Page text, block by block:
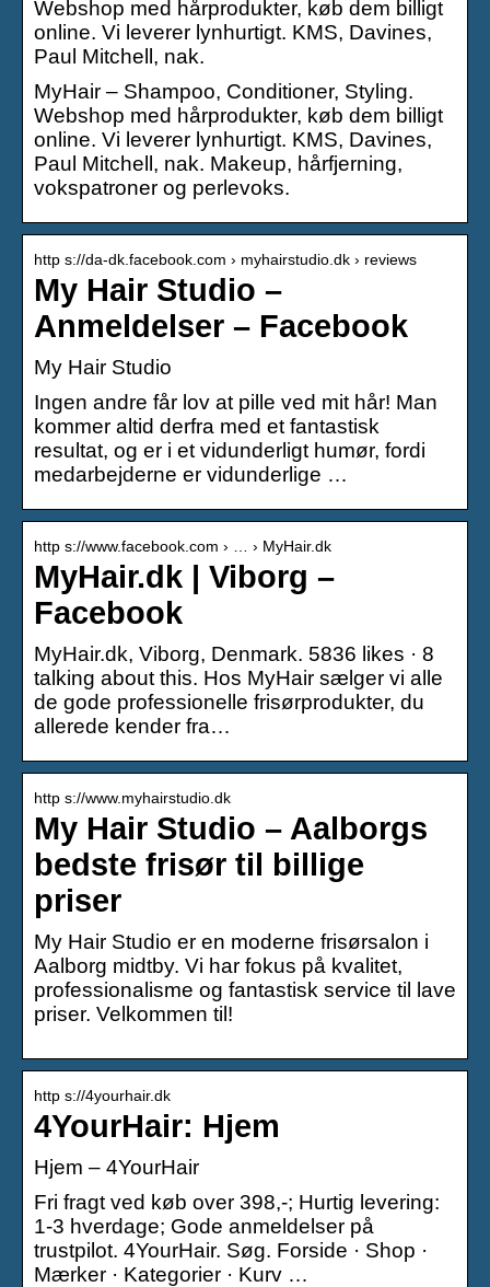
Webshop med hårprodukter, køb dem billigt
online. Vi leverer lynhurtigt. KMS, Davines,
Paul Mitchell, nak.
MyHair – Shampoo, Conditioner, Styling.
Webshop med hårprodukter, køb dem billigt
online. Vi leverer lynhurtigt. KMS, Davines,
Paul Mitchell, nak. Makeup, hårfjerning,
vokspatroner og perlevoks.
http s://da-dk.facebook.com › myhairstudio.dk › reviews
My Hair Studio –
Anmeldelser – Facebook
My Hair Studio
Ingen andre får lov at pille ved mit hår! Man
kommer altid derfra med et fantastisk
resultat, og er i et vidunderligt humør, fordi
medarbejderne er vidunderlige …
http s://www.facebook.com › … › MyHair.dk
MyHair.dk | Viborg –
Facebook
MyHair.dk, Viborg, Denmark. 5836 likes · 8
talking about this. Hos MyHair sælger vi alle
de gode professionelle frisørprodukter, du
allerede kender fra…
http s://www.myhairstudio.dk
My Hair Studio – Aalborgs
bedste frisør til billige
priser
My Hair Studio er en moderne frisørsalon i
Aalborg midtby. Vi har fokus på kvalitet,
professionalisme og fantastisk service til lave
priser. Velkommen til!
http s://4yourhair.dk
4YourHair: Hjem
Hjem – 4YourHair
Fri fragt ved køb over 398,-; Hurtig levering:
1-3 hverdage; Gode anmeldelser på
trustpilot. 4YourHair. Søg. Forside · Shop ·
Mærker · Kategorier · Kurv …